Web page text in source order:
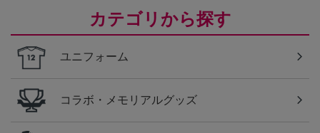
カテゴリから探す
ユニフォーム
コラボ・メモリアルグッズ